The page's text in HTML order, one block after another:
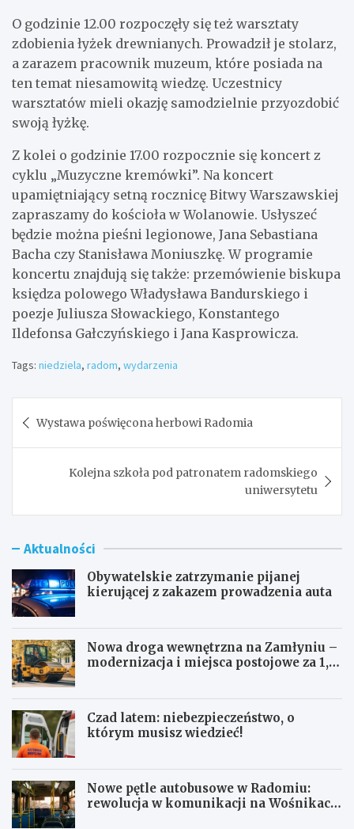
O godzinie 12.00 rozpoczęły się też warsztaty
zdobienia łyżek drewnianych. Prowadził je stolarz,
a zarazem pracownik muzeum, które posiada na
ten temat niesamowitą wiedzę. Uczestnicy
warsztatów mieli okazję samodzielnie przyozdobić
swoją łyżkę.
Z kolei o godzinie 17.00 rozpocznie się koncert z
cyklu „Muzyczne kremówki”. Na koncert
upamiętniający setną rocznicę Bitwy Warszawskiej
zapraszamy do kościoła w Wolanowie. Usłyszeć
będzie można pieśni legionowe, Jana Sebastiana
Bacha czy Stanisława Moniuszkę. W programie
koncertu znajdują się także: przemówienie biskupa
księdza polowego Władysława Bandurskiego i
poezje Juliusza Słowackiego, Konstantego
Ildefonsa Gałczyńskiego i Jana Kasprowicza.
Tags: niedziela, radom, wydarzenia
wpisu
Wystawa poświęcona herbowi Radomia
Kolejna szkoła pod patronatem radomskiego
uniwersytetu
Aktualności
Obywatelskie zatrzymanie pijanej
kierującej z zakazem prowadzenia auta
Nowa droga wewnętrzna na Zamłyniu –
modernizacja i miejsca postojowe za 1,1
Czad latem: niebezpieczeństwo, o
którym musisz wiedzieć!
Nowe pętle autobusowe w Radomiu:
rewolucja w komunikacji na Wośnikach,